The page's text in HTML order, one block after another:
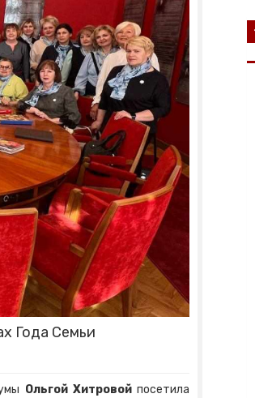
Года Семьи
Ольгой Хитровойпосетила